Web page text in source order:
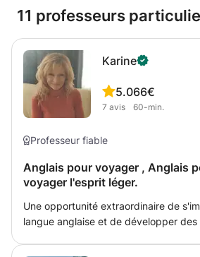
11 professeurs
Karine
5.0
7 avis
66€
60-min.
Professeur fiable
Anglais pour voyager , Anglais pour vous aider à
voyager l'esprit léger.
Une opportunité extraordinaire de
langue anglaise et de développer des compétences